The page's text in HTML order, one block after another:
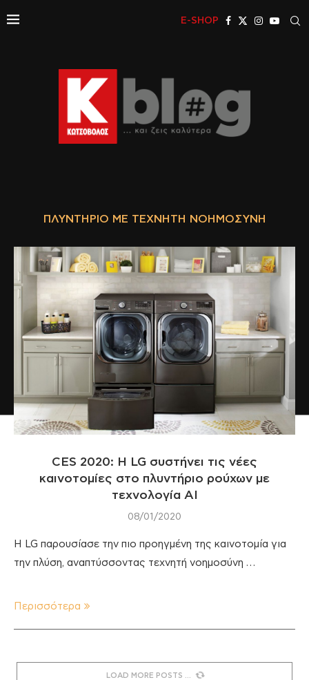
E-SHOP
ΠΛΥΝΤΉΡΙΟ ΜΕ ΤΕΧΝΗΤΉ ΝΟΗΜΟΣΎΝΗ
CES 2020: Η LG συστήνει τις νέες
καινοτομίες στο πλυντήριο ρούχων με
τεχνολογία ΑΙ
08/01/2020
Η LG παρουσίασε την πιο προηγμένη της καινοτομία για
την πλύση, αναπτύσσοντας τεχνητή νοημοσύνη …
Περισσότερα
LOAD MORE POSTS